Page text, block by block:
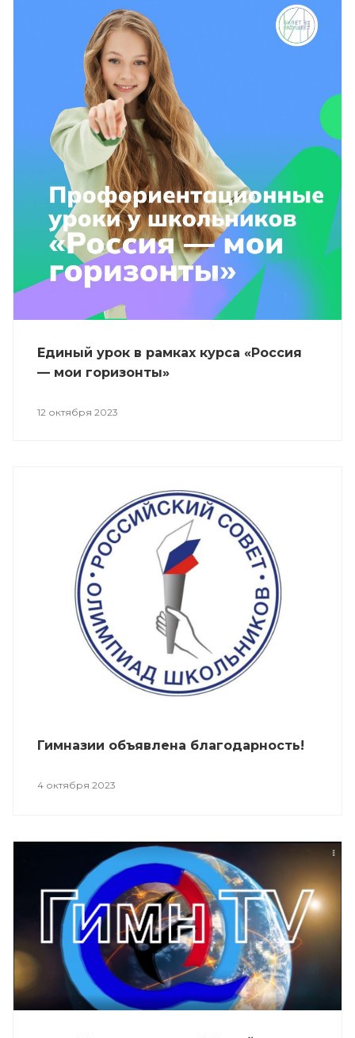
Единый урок в рамках курса «Россия
— мои горизонты»
12 октября 2023
Гимназии объявлена благодарность!
4 октября 2023